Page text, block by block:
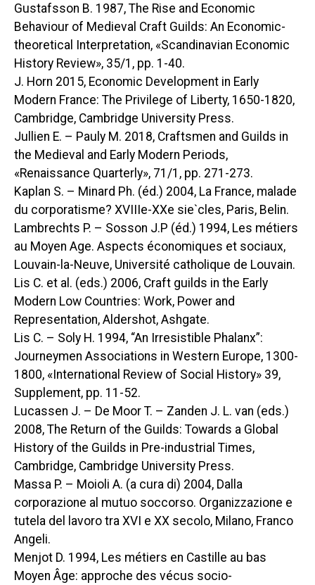
Gustafsson B. 1987, The Rise and Economic
Behaviour of Medieval Craft Guilds: An Economic-
theoretical Interpretation, «Scandinavian Economic
History Review», 35/1, pp. 1-40.
J. Horn 2015, Economic Development in Early
Modern France: The Privilege of Liberty, 1650-1820,
Cambridge, Cambridge University Press.
Jullien E. – Pauly M. 2018, Craftsmen and Guilds in
the Medieval and Early Modern Periods,
«Renaissance Quarterly», 71/1, pp. 271-273.
Kaplan S. – Minard Ph. (éd.) 2004, La France, malade
du corporatisme? XVIIIe-XXe sie`cles, Paris, Belin.
Lambrechts P. – Sosson J.P (éd.) 1994, Les métiers
au Moyen Age. Aspects économiques et sociaux,
Louvain-la-Neuve, Université catholique de Louvain.
Lis C. et al. (eds.) 2006, Craft guilds in the Early
Modern Low Countries: Work, Power and
Representation, Aldershot, Ashgate.
Lis C. – Soly H. 1994, “An Irresistible Phalanx”:
Journeymen Associations in Western Europe, 1300-
1800, «International Review of Social History» 39,
Supplement, pp. 11-52.
Lucassen J. – De Moor T. – Zanden J. L. van (eds.)
2008, The Return of the Guilds: Towards a Global
History of the Guilds in Pre-industrial Times,
Cambridge, Cambridge University Press.
Massa P. – Moioli A. (a cura di) 2004, Dalla
corporazione al mutuo soccorso. Organizzazione e
tutela del lavoro tra XVI e XX secolo, Milano, Franco
Angeli.
Menjot D. 1994, Les métiers en Castille au bas
Moyen Âge: approche des vécus socio-